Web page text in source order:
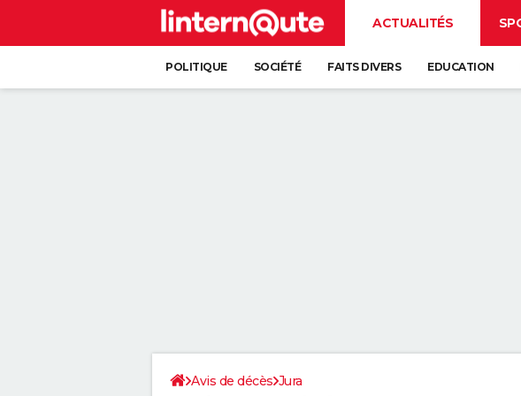
ACTUALITÉS
POLITIQUE SOCIÉTÉ FAITS DIVERS EDUCATION
Avis de décès Jura